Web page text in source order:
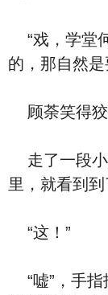
“戏，学堂
的，那自然
顾荼笑得狡
走了一段小
里，就看到到
“这！”
“嘘”，手指